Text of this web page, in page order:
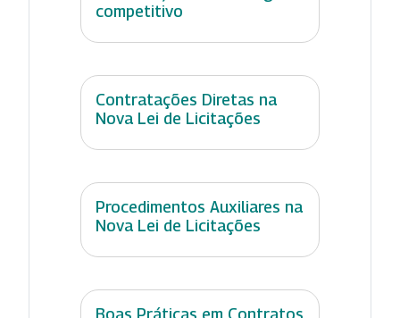
competitivo
Contratações Diretas na
Nova Lei de Licitações
Procedimentos Auxiliares na
Nova Lei de Licitações
Boas Práticas em Contratos